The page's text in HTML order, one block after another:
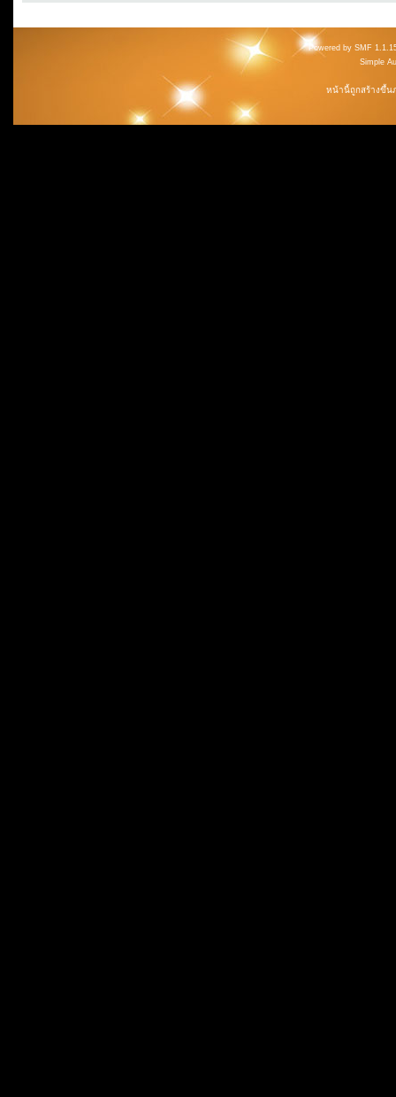
Powered by SMF
Simple
หน้านี้ถูกสร้างขึ้น